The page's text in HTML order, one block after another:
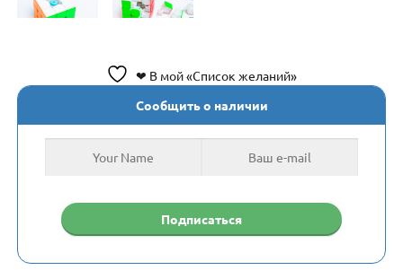
❤ В мой «Список желаний»
Сообщить о наличии